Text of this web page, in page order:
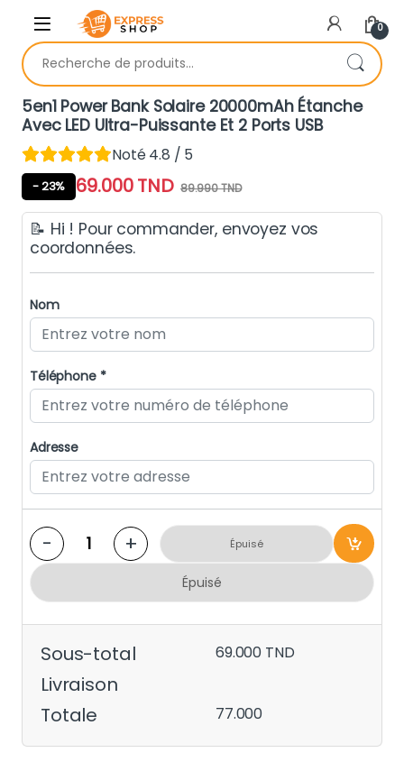
Skip to navigation
Skip to content
0
Recherche pour :
5en1 Power Bank Solaire 20000mAh Étanche
Avec LED Ultra-Puissante Et 2 Ports USB
Noté 4.8 / 5
- 23% 69.000TND 89.990TND
📝 Hi ! Pour commander, envoyez vos
coordonnées.
Nom
Téléphone *
Adresse
- + Épuisé
Épuisé
Sous-total 69.000 TND
Livraison
Totale
77.000